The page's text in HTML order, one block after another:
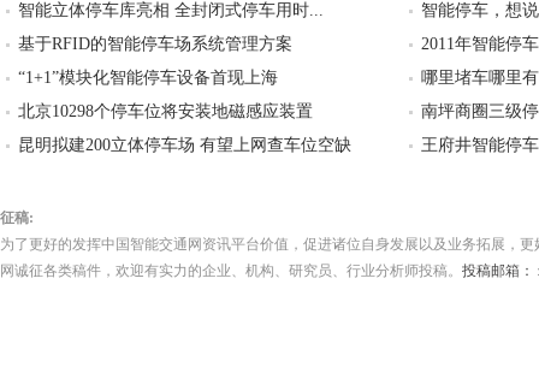
智能立体停车库亮相 全封闭式停车用时...
智能停车，想
基于RFID的智能停车场系统管理方案
2011年智能停
“1+1”模块化智能停车设备首现上海
哪里堵车哪里
北京10298个停车位将安装地磁感应装置
南坪商圈三级
昆明拟建200立体停车场 有望上网查车位空缺
王府井智能停
征稿:
为了更好的发挥中国智能交通网资讯平台价值，促进诸位自身发展以及业务拓展，
网诚征各类稿件，欢迎有实力的企业、机构、研究员、行业分析师投稿。 投稿邮箱：